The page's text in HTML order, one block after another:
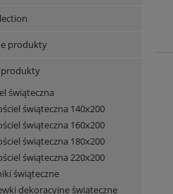
produkty
produkty
świąteczna
świąteczna 140x200
świąteczna 160x200
świąteczna 180x200
świąteczna 220x200
świąteczne
dekoracyjne świąteczne